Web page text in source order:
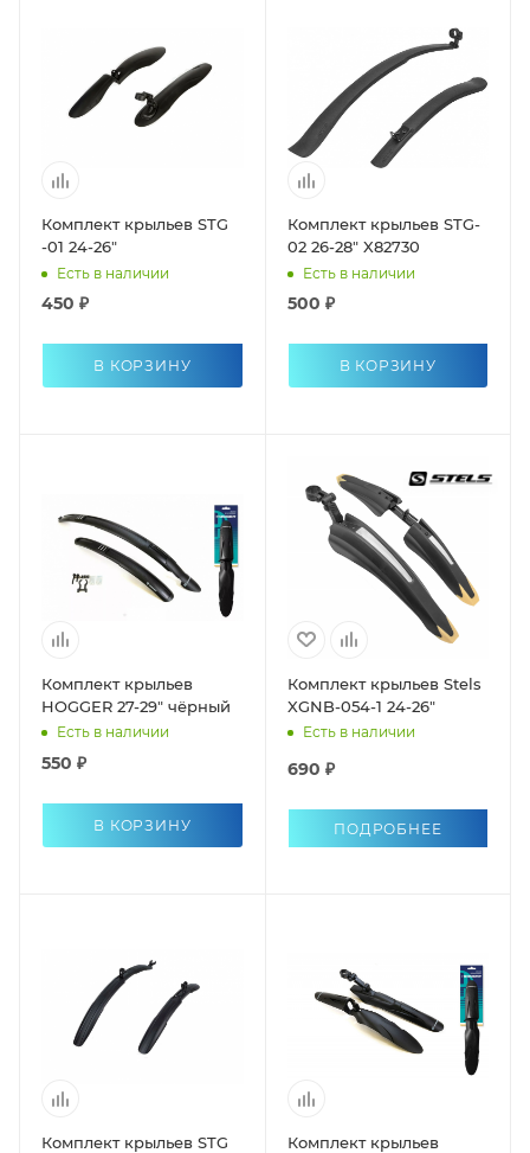
Комплект крыльев STG
-01 24-26"
Есть в наличии
450 ₽
В КОРЗИНУ
Комплект крыльев STG-
02 26-28" X82730
Есть в наличии
500 ₽
В КОРЗИНУ
Комплект крыльев
HOGGER 27-29" чёрный
Есть в наличии
550 ₽
В КОРЗИНУ
Комплект крыльев Stels
XGNB-054-1 24-26"
Есть в наличии
690 ₽
ПОДРОБНЕЕ
Комплект крыльев STG
Комплект крыльев